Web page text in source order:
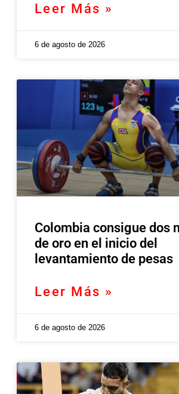
Leer Más »
6 de agosto de 2026
Colombia consigue dos
de oro en el inicio del
levantamiento de pesas
Leer Más »
6 de agosto de 2026